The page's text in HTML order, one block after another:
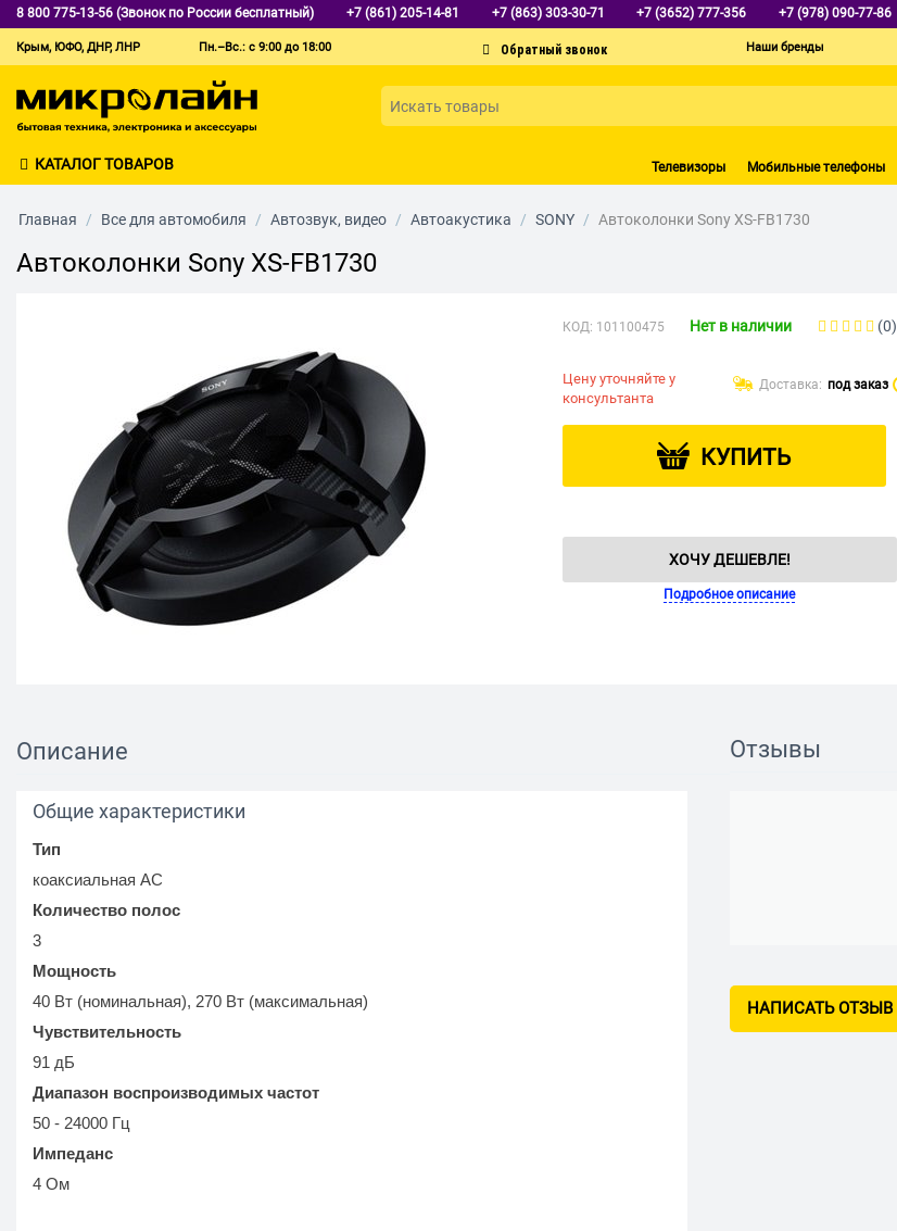
8 800 775-13-56 (Звонок по России бесплатный) +7 (861) 205-14-81 +7 (863) 303-30-71 +7 (3652) 777-356 +7 (978) 090-77-86
Крым, ЮФО, ДНР, ЛНР Пн.–Вс.: с 9:00 до 18:00 Наши бренды
КАТАЛОГ ТОВАРОВ Телевизоры Мобильные телефоны
Главная / Все для автомобиля / Автозвук, видео / Автоакустика / SONY / Автоколонки Sony XS-FB1730
Автоколонки Sony XS-FB1730
КОД: 101100475 Нет в наличии (0)
Цену уточняйте у
консультанта
Доставка: под заказ
КУПИТЬ
ХОЧУ ДЕШЕВЛЕ!
Подробное описание
Описание
Общие характеристики
Тип
коаксиальная АС
Количество полос
3
Мощность
40 Вт (номинальная), 270 Вт (максимальная)
Чувствительность
91 дБ
Диапазон воспроизводимых частот
50 - 24000 Гц
Импеданс
4 Ом
Отзывы
НАПИСАТЬ ОТЗЫВ